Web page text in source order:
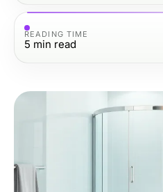
READING TIME
5 min read